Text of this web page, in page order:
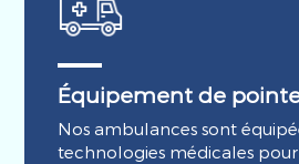
Équipement de
Nos ambulances sont
technologies médicales pour